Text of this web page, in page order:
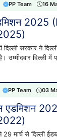
PP Team 16
दिल्ली सरकार ने
उम्मीदवार दिल्ली में
PP Team 03
एडमिशन
ने 29 मार्च से दिल्ली